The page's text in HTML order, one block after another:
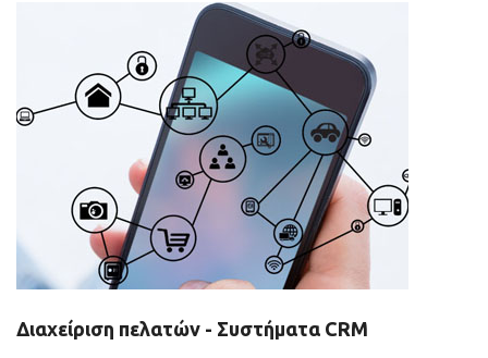
Διαχείριση πελατών - Συστήματα CRM